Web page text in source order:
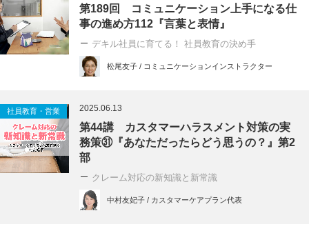
第189回 コミュニケーション上手になる仕
事の進め方112『言葉と表情』
デキル社員に育てる！ 社員教育の決め手
松尾友子 / コミュニケーションインストラクター
社員教育・営業 2025.06.13
第44講 カスタマーハラスメント対策の実
務策㉛『あなただったらどう思うの？』第2
部
クレーム対応の新知識と新常識
中村友妃子 / カスタマーケアプラン代表